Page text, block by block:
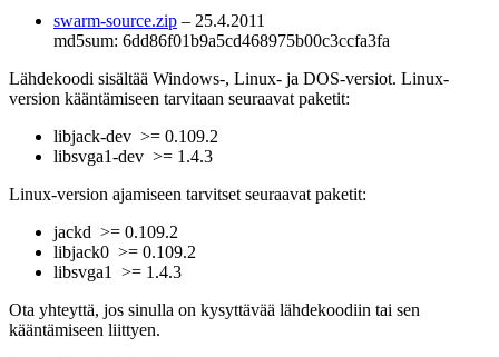
swarm-source.zip – 25.4.2011
md5sum: 6dd86f01b9a5cd468975b00c3ccfa3fa
Lähdekoodi sisältää Windows-, Linux- ja DOS-versiot. Linux-
version kääntämiseen tarvitaan seuraavat paketit:
libjack-dev >= 0.109.2
libsvga1-dev >= 1.4.3
Linux-version ajamiseen tarvitset seuraavat paketit:
jackd >= 0.109.2
libjack0 >= 0.109.2
libsvga1
>= 1.4.3
Ota yhteyttä, jos sinulla on kysyttävää lähdekoodiin tai sen
kääntämiseen liittyen.